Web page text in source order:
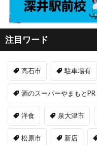
注目ワード
高石市 駐車場有
酒のスーパーやまもとPR
洋食 泉大津市
松原市 新店